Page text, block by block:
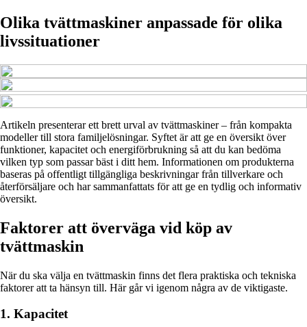
Olika tvättmaskiner anpassade för olika
livssituationer
Artikeln presenterar ett brett urval av tvättmaskiner – från kompakta
modeller till stora familjelösningar. Syftet är att ge en översikt över
funktioner, kapacitet och energiförbrukning så att du kan bedöma
vilken typ som passar bäst i ditt hem. Informationen om produkterna
baseras på offentligt tillgängliga beskrivningar från tillverkare och
återförsäljare och har sammanfattats för att ge en tydlig och informativ
översikt.
Faktorer att överväga vid köp av
tvättmaskin
När du ska välja en tvättmaskin finns det flera praktiska och tekniska
faktorer att ta hänsyn till. Här går vi igenom några av de viktigaste.
1. Kapacitet